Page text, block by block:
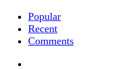
Popular
Recent
Comments